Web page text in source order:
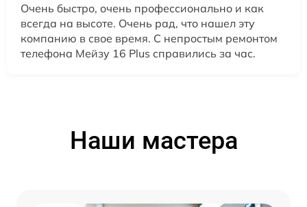
Очень быстро, очень профессионально и как
всегда на высоте. Очень рад, что нашел эту
компанию в свое время. С непростым ремонтом
телефона Мейзу 16 Plus справились за час.
Наши мастера